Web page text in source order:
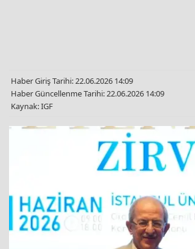
Haber Giriş Tarihi: 22.06.2026 14:09
Haber Güncellenme Tarihi: 22.06.2026 14:09
Kaynak: IGF